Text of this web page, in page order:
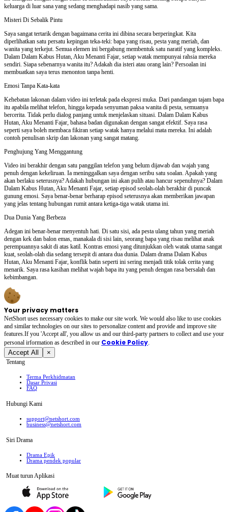
keluarga di luar sana yang sedang menghadapi nasib yang sama.
Misteri Di Sebalik Pintu
Saya sangat tertarik dengan bagaimana cerita ini dibina secara berperingkat. Kita
diperlihatkan satu persatu kepingan teka-teki: bapa yang risau, pesta yang meriah, dan
wanita yang terkejut. Semua elemen ini bergabung membentuk satu naratif yang kompleks.
Dalam Dalam Kabus Hutan, Aku Menanti Fajar, setiap watak mempunyai rahsia mereka
sendiri. Siapa sebenarnya wanita itu? Adakah dia isteri atau orang lain? Persoalan ini
membuatkan saya terus menonton tanpa henti.
Emosi Tanpa Kata-kata
Kehebatan lakonan dalam video ini terletak pada ekspresi muka. Dari pandangan tajam bapa
itu apabila melihat telefon, hingga kepada senyuman paksa wanita di pesta, semuanya
bercerita. Tidak perlu dialog panjang untuk menjelaskan situasi. Dalam Dalam Kabus
Hutan, Aku Menanti Fajar, bahasa badan digunakan dengan sangat efektif. Saya rasa
seperti saya boleh membaca fikiran setiap watak hanya melalui mata mereka. Ini adalah
contoh penulisan skrip dan lakonan yang sangat matang.
Penghujung Yang Menggantung
Video ini berakhir dengan satu panggilan telefon yang belum dijawab dan wajah yang
penuh dengan kekeliruan. Ia meninggalkan saya dengan seribu satu soalan. Apakah yang
akan berlaku seterusnya? Adakah hubungan ini akan pulih atau hancur sepenuhnya? Dalam
Dalam Kabus Hutan, Aku Menanti Fajar, setiap episod seolah-olah berakhir di puncak
gunung emosi. Saya benar-benar berharap episod seterusnya akan memberikan jawapan
yang jelas tentang hubungan rumit antara ketiga-tiga watak utama ini.
Dua Dunia Yang Berbeza
Adegan ini benar-benar menyentuh hati. Di satu sisi, ada pesta ulang tahun yang meriah
dengan kek dan balon emas, manakala di sisi lain, seorang bapa yang risau melihat anak
perempuannya sakit di atas katil. Kontras emosi yang ditunjukkan oleh watak utama sangat
kuat, seolah-olah dia sedang tersepit di antara dua dunia. Dalam drama Dalam Kabus
Hutan, Aku Menanti Fajar, konflik batin seperti ini sering menjadi titik tolak cerita yang
menarik. Saya rasa kasihan melihat wajah bapa itu yang penuh dengan rasa bersalah dan
kebimbangan.
Your privacy matters
NetShort uses necessary cookies to make our site work. We would also like to use cookies
and similar technologies on our sites to personalize content and provide and improve site
features.If you 'Accept all', you allow us and our third-party partners to collect and use your
personal irformation as described in our Cookie Policy.
Accept All ×
Tentang
Terma Perkhidmatan
Dasar Privasi
FAQ
Hubungi Kami
support@netshort.com
business@netshort.com
Siri Drama
Drama Epik
Drama pendek popular
Muat turun Aplikasi